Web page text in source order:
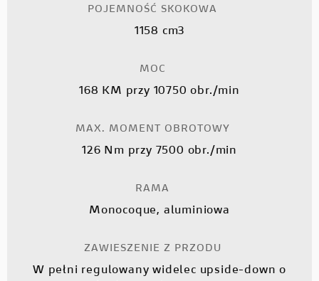
POJEMNOŚĆ SKOKOWA
1158 cm3
MOC
168 KM przy 10750 obr./min
MAX. MOMENT OBROTOWY
126 Nm przy 7500 obr./min
RAMA
Monocoque, aluminiowa
ZAWIESZENIE Z PRZODU
W pełni regulowany widelec upside-down o